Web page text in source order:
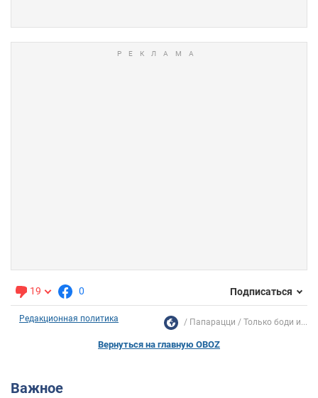
19 0 Подписаться
Редакционная политика Папарацци Только боди и...
Вернуться на главную OBOZ
Важное